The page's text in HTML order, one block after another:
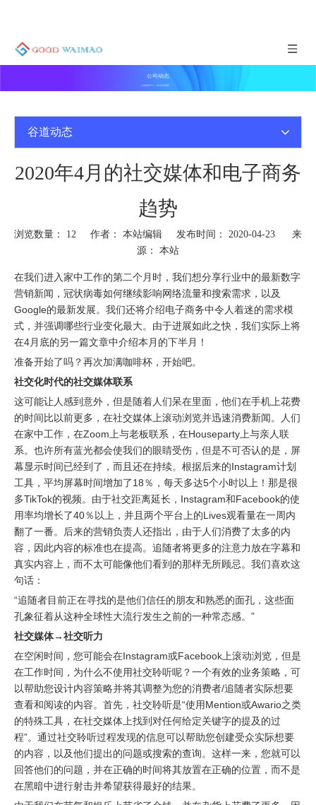
谷道新闻中心，实时咨询更新
公司动态
谷道动态
2020年4月的社交媒体和电子商务
趋势
浏览数量： 12 作者： 本站编辑 发布时间： 2020-04-23 来
源： 本站
在我们进入家中工作的第二个月时，我们想分享行业中的最新数字
营销新闻，冠状病毒如何继续影响网络流量和搜索需求，以及
Google的最新发展。我们还将介绍电子商务中令人着迷的需求模
式，并强调哪些行业变化最大。由于进展如此之快，我们实际上将
在4月底的另一篇文章中介绍本月的下半月！
准备开始了吗？再次加满咖啡杯，开始吧。
社交化时代的社交媒体联系
这可能让人感到意外，但是随着人们呆在里面，他们在手机上花费
的时间比以前更多，在社交媒体上滚动浏览并迅速消费新闻。人们
在家中工作，在Zoom上与老板联系，在Houseparty上与亲人联
系。也许所有蓝光都会使我们的眼睛受伤，但是不可否认的是，屏
幕显示时间已经到了，而且还在持续。根据后来的Instagram计划
工具，平均屏幕时间增加了18％，每天多达5个小时以上！那是很
多TikTok的视频。由于社交距离延长，Instagram和Facebook的使
用率均增长了40％以上，并且两个平台上的Lives观看量在一周内
翻了一番。后来的营销负责人还指出，由于人们消费了太多的内
容，因此内容的标准也在提高。追随者将更多的注意力放在字幕和
真实内容上，而不太可能像他们看到的那样无所顾忌。我们喜欢这
句话：
“追随者目前正在寻找的是他们信任的朋友和熟悉的面孔，这些面
孔象征着从这种全球性大流行发生之前的一种常态感。”
社交媒体→社交听力
在空闲时间，您可能会在Instagram或Facebook上滚动浏览，但是
在工作时间，为什么不使用社交聆听呢？一个有效的业务策略，可
以帮助您设计内容策略并将其调整为您的消费者/追随者实际想要
查看和阅读的内容。首先，社交聆听是“使用Mention或Awario之类
的特殊工具，在社交媒体上找到对任何给定关键字的提及的过
程”。通过社交聆听过程发现的信息可以帮助您创建受众实际想要
的内容，以及他们提出的问题或搜索的查询。这样一来，您就可以
回答他们的问题，并在正确的时间将其放置在正确的位置，而不是
在黑暗中进行射击并希望获得最好的结果。